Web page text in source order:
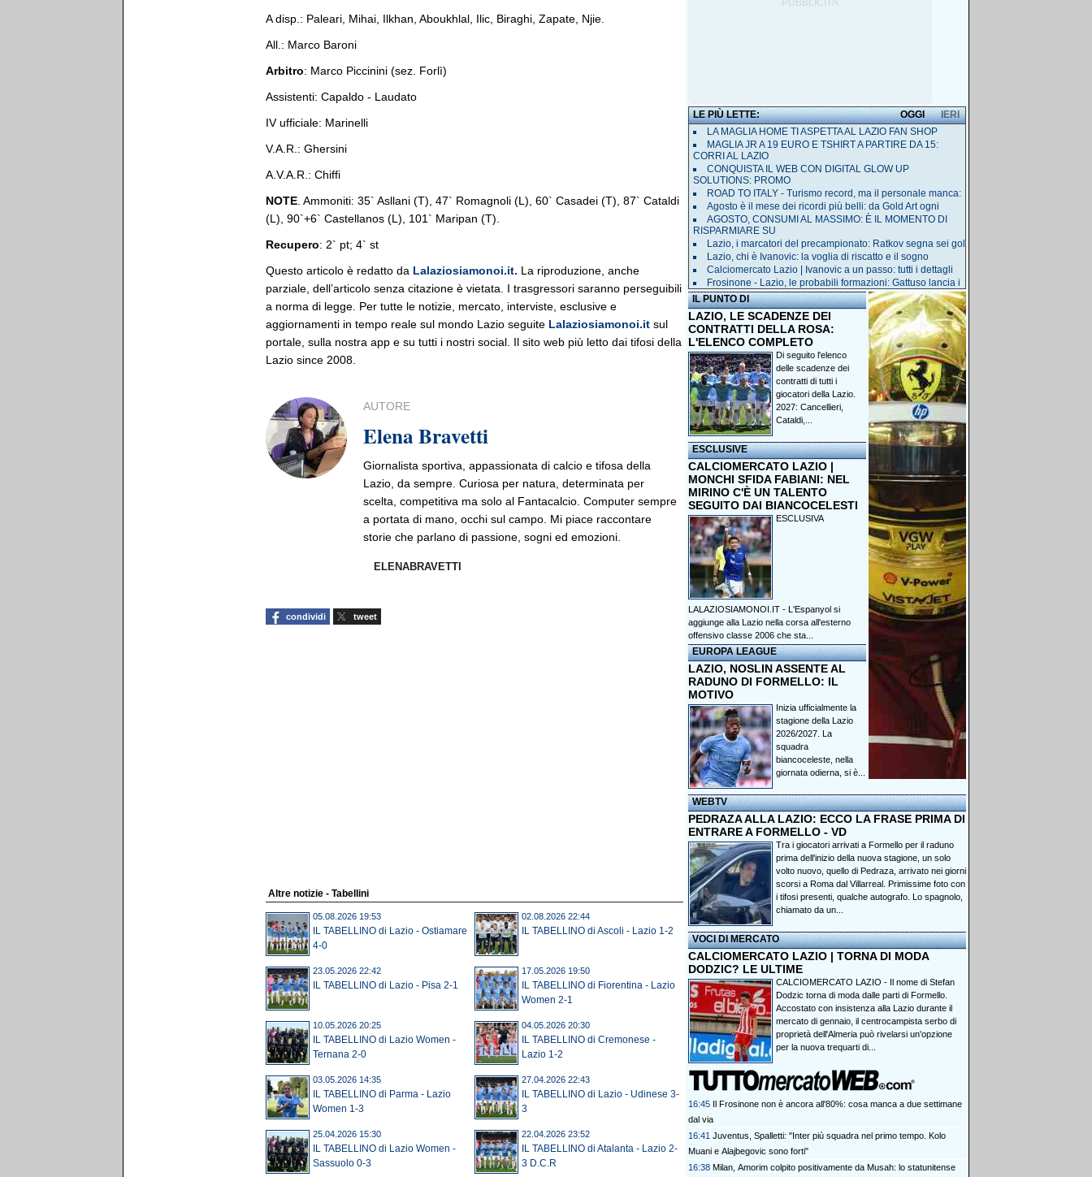
A disp.: Paleari, Mihai, Ilkhan, Aboukhlal, Ilic, Biraghi, Zapate, Njie.
All.: Marco Baroni
Arbitro: Marco Piccinini (sez. Forlì)
Assistenti: Capaldo - Laudato
IV ufficiale: Marinelli
V.A.R.: Ghersini
A.V.A.R.: Chiffi
NOTE . Ammoniti: 35` Asllani (T), 47` Romagnoli (L), 60` Casadei (T), 87` Cataldi
(L), 90`+6` Castellanos (L), 101` Maripan (T).
Recupero: 2` pt; 4` st
Questo articolo è redatto da Lalaziosiamonoi.it. La riproduzione, anche
parziale, dell’articolo senza citazione è vietata. I trasgressori saranno perseguibili
a norma di legge. Per tutte le notizie, mercato, interviste, esclusive e
aggiornamenti in tempo reale sul mondo Lazio seguite Lalaziosiamonoi.it sul
portale, sulla nostra app e su tutti i nostri social. Il sito web più letto dai tifosi della
Lazio since 2008.
AUTORE
Elena Bravetti
Giornalista sportiva, appassionata di calcio e tifosa della
Lazio, da sempre. Curiosa per natura, determinata per
scelta, competitiva ma solo al Fantacalcio. Computer sempre
a portata di mano, occhi sul campo. Mi piace raccontare
storie che parlano di passione, sogni ed emozioni.
ELENABRAVETTI
condividi tweet
Altre notizie - Tabellini
05.08.2026 19:53
IL TABELLINO di Lazio - Ostiamare
4-0
02.08.2026 22:44
IL TABELLINO di Ascoli - Lazio 1-2
23.05.2026 22:42
IL TABELLINO di Lazio - Pisa 2-1
17.05.2026 19:50
IL TABELLINO di Fiorentina - Lazio
Women 2-1
10.05.2026 20:25
IL TABELLINO di Lazio Women -
Ternana 2-0
04.05.2026 20:30
IL TABELLINO di Cremonese -
Lazio 1-2
03.05.2026 14:35
IL TABELLINO di Parma - Lazio
Women 1-3
27.04.2026 22:43
IL TABELLINO di Lazio - Udinese 3-
3
25.04.2026 15:30
IL TABELLINO di Lazio Women -
Sassuolo 0-3
22.04.2026 23:52
IL TABELLINO di Atalanta - Lazio 2-
3 D.C.R
LE PIÙ LETTE: IERI
OGGI
LA MAGLIA HOME TI ASPETTA AL LAZIO FAN SHOP
MAGLIA JR A 19 EURO E TSHIRT A PARTIRE DA 15:
CORRI AL LAZIO
CONQUISTA IL WEB CON DIGITAL GLOW UP
SOLUTIONS: PROMO
ROAD TO ITALY - Turismo record, ma il personale manca:
Agosto è il mese dei ricordi più belli: da Gold Art ogni
AGOSTO, CONSUMI AL MASSIMO: È IL MOMENTO DI
RISPARMIARE SU
Lazio, i marcatori del precampionato: Ratkov segna sei gol
Lazio, chi è Ivanovic: la voglia di riscatto e il sogno
Calciomercato Lazio | Ivanovic a un passo: tutti i dettagli
Frosinone - Lazio, le probabili formazioni: Gattuso lancia i
IL PUNTO DI
LAZIO, LE SCADENZE DEI
CONTRATTI DELLA ROSA:
L'ELENCO COMPLETO
Di seguito l'elenco
delle scadenze dei
contratti di tutti i
giocatori della Lazio.
2027: Cancellieri,
Cataldi,...
ESCLUSIVE
CALCIOMERCATO LAZIO |
MONCHI SFIDA FABIANI: NEL
MIRINO C'È UN TALENTO
SEGUITO DAI BIANCOCELESTI
ESCLUSIVA
LALAZIOSIAMONOI.IT - L'Espanyol si
aggiunge alla Lazio nella corsa all'esterno
offensivo classe 2006 che sta...
EUROPA LEAGUE
LAZIO, NOSLIN ASSENTE AL
RADUNO DI FORMELLO: IL
MOTIVO
Inizia ufficialmente la
stagione della Lazio
2026/2027. La
squadra
biancoceleste, nella
giornata odierna, si è...
WEBTV
PEDRAZA ALLA LAZIO: ECCO LA FRASE PRIMA DI
ENTRARE A FORMELLO - VD
Tra i giocatori arrivati a Formello per il raduno
prima dell'inizio della nuova stagione, un solo
volto nuovo, quello di Pedraza, arrivato nei giorni
scorsi a Roma dal Villarreal. Primissime foto con
i tifosi presenti, qualche autografo. Lo spagnolo,
chiamato da un...
VOCI DI MERCATO
CALCIOMERCATO LAZIO | TORNA DI MODA
DODZIC? LE ULTIME
CALCIOMERCATO LAZIO - Il nome di Stefan
Dodzic torna di moda dalle parti di Formello.
Accostato con insistenza alla Lazio durante il
mercato di gennaio, il centrocampista serbo di
proprietà dell'Almeria può rivelarsi un'opzione
per la nuova trequarti di...
16:45 Il Frosinone non è ancora all'80%: cosa manca a due settimane
dal via
16:41 Juventus, Spalletti: "Inter più squadra nel primo tempo. Kolo
Muani e Alajbegovic sono forti"
16:38 Milan, Amorim colpito positivamente da Musah: lo statunitense